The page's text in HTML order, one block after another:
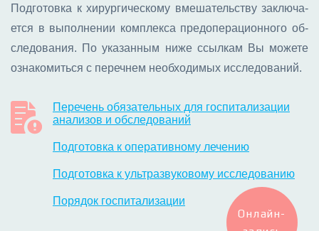
Под­го­тов­ка к хи­рур­ги­че­ско­му вме­ша­тель­ству за­клю­ча­
ет­ся в вы­пол­не­нии ком­плек­са пред­опе­ра­ци­он­но­го об­
сле­до­ва­ния. По ука­зан­ным ни­же ссыл­кам Вы мо­же­те
озна­ко­мить­ся с пе­реч­нем необ­хо­ди­мых ис­сле­до­ва­ний.
Перечень обязательных для госпитализации
анализов и обследований
Подготовка к оперативному лечению
Подготовка к ультразвуковому исследованию
Порядок госпитализации
Онлайн-